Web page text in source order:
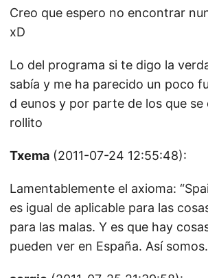
Creo que espero no encontrar
xD
Lo del programa si te digo la
sabía y me ha parecido un poco
d eunos y por parte de los que
rollito
Txema (2011-07-24 12:55:48):
Lamentablemente el axioma:
es igual de aplicable para las
para las malas. Y es que hay
pueden ver en España. Así